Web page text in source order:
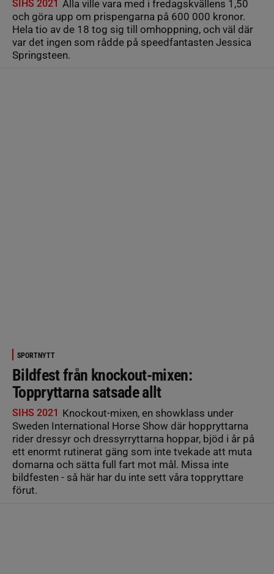
SIHS 2021 Alla ville vara med i fredagskvällens 1,50
och göra upp om prispengarna på 600 000 kronor.
Hela tio av de 18 tog sig till omhoppning, och väl där
var det ingen som rådde på speedfantasten Jessica
Springsteen.
SPORTNYTT
Bildfest från knockout-mixen:
Toppryttarna satsade allt
SIHS 2021 Knockout-mixen, en showklass under
Sweden International Horse Show där hoppryttarna
rider dressyr och dressyrryttarna hoppar, bjöd i år på
ett enormt rutinerat gäng som inte tvekade att muta
domarna och sätta full fart mot mål. Missa inte
bildfesten - så här har du inte sett våra toppryttare
förut.